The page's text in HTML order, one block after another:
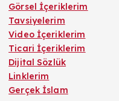
Görsel İçeriklerim
Tavsiyelerim
Video İçeriklerim
Ticari İçeriklerim
Dijital Sözlük
Linklerim
Gerçek İslam